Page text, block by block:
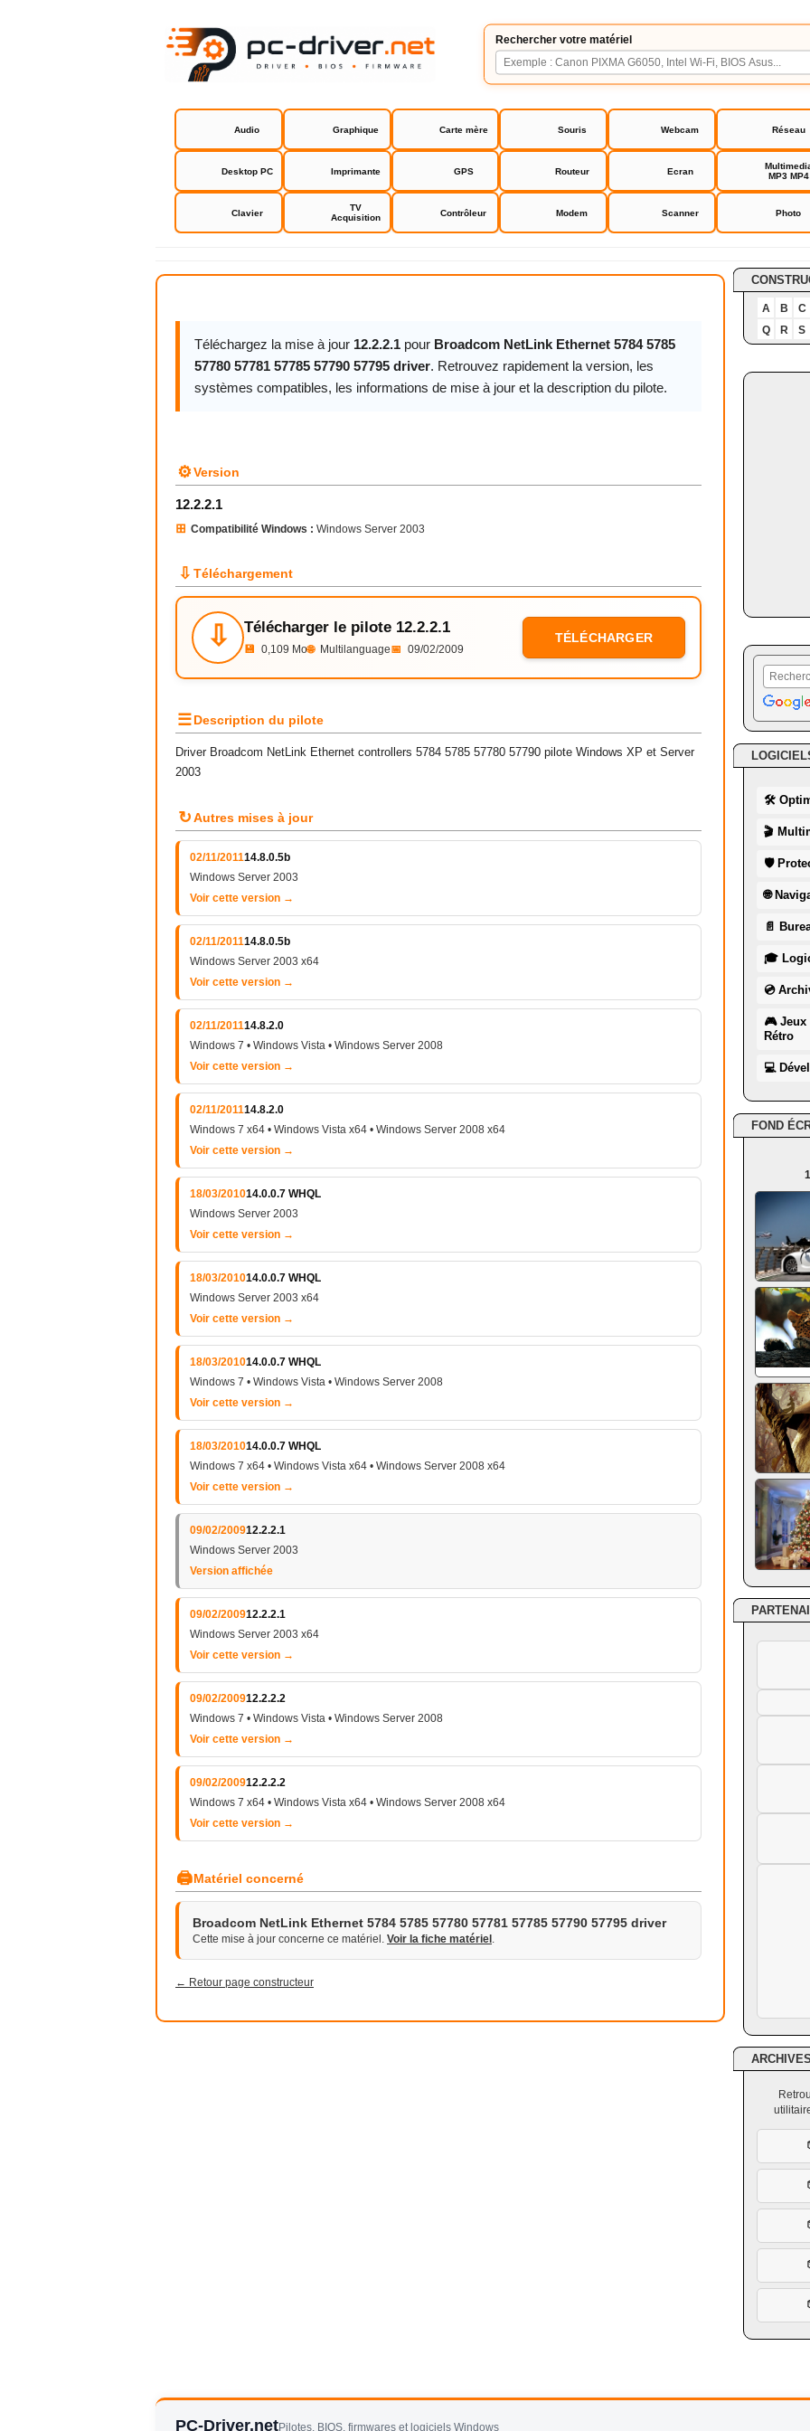
Rechercher votre matériel
Audio Graphique Carte mère Souris Webcam Réseau
Desktop PC Imprimante GPS Routeur Ecran
MP3 MP4
Clavier
TV
Acquisition
Contrôleur Modem Scanner Photo
Broadcom NetLink Ethernet 5784 5785 57780 57781 57785 57790
Téléchargez la mise à jour 12.2.2.1 pour Broadcom NetLink Ethernet 5784 5785
57780 57781 57785 57790 57795 driver. Retrouvez rapidement la version, les
systèmes compatibles, les informations de mise à jour et la description du pilote.
⚙Version
12.2.2.1
⊞ Compatibilité Windows : Windows Server 2003
⇩ Téléchargement
⇩ Télécharger le pilote 12.2.2.1
💾 0,109 Mo🌐 Multilanguage📅 09/02/2009
TÉLÉCHARGER
☰Description du pilote
Driver Broadcom NetLink Ethernet controllers 5784 5785 57780 57790 pilote Windows XP et Server
2003
↻Autres mises à jour
02/11/201114.8.0.5b
Windows Server 2003
Voir cette version →
02/11/201114.8.0.5b
Windows Server 2003 x64
Voir cette version →
02/11/201114.8.2.0
Windows 7 • Windows Vista • Windows Server 2008
Voir cette version →
02/11/201114.8.2.0
Windows 7 x64 • Windows Vista x64 • Windows Server 2008 x64
Voir cette version →
18/03/201014.0.0.7 WHQL
Windows Server 2003
Voir cette version →
18/03/201014.0.0.7 WHQL
Windows Server 2003 x64
Voir cette version →
18/03/201014.0.0.7 WHQL
Windows 7 • Windows Vista • Windows Server 2008
Voir cette version →
18/03/201014.0.0.7 WHQL
Windows 7 x64 • Windows Vista x64 • Windows Server 2008 x64
Voir cette version →
09/02/200912.2.2.1
Windows Server 2003
Version affichée
09/02/200912.2.2.1
Windows Server 2003 x64
Voir cette version →
09/02/200912.2.2.2
Windows 7 • Windows Vista • Windows Server 2008
Voir cette version →
09/02/200912.2.2.2
Windows 7 x64 • Windows Vista x64 • Windows Server 2008 x64
Voir cette version →
🖨Matériel concerné
Broadcom NetLink Ethernet 5784 5785 57780 57781 57785 57790 57795 driver
Cette mise à jour concerne ce matériel. Voir la fiche matériel .
← Retour page constructeur
A B
C
Q
R S
🛠
🎬
🛡
🌐
📄
🎓
💿
🎮 Jeux
Rétro
💻
FOND
PC-Driver.netPilotes, BIOS, firmwares et logiciels Windows